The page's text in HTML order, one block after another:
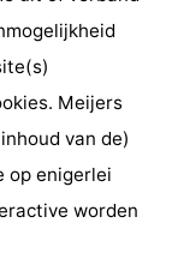
Meijers
van de)
op enigerlei
worden